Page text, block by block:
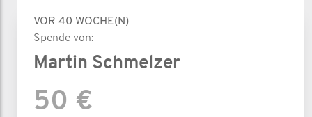
VOR 40 WOCHE(N)
Spende von:
Martin Schmelzer
50 €